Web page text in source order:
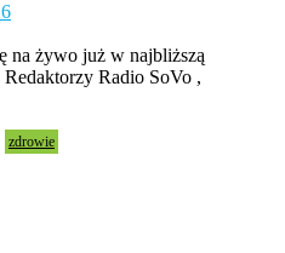
na żywo już w najbliższą
Radio SoVo ,
zdrowie